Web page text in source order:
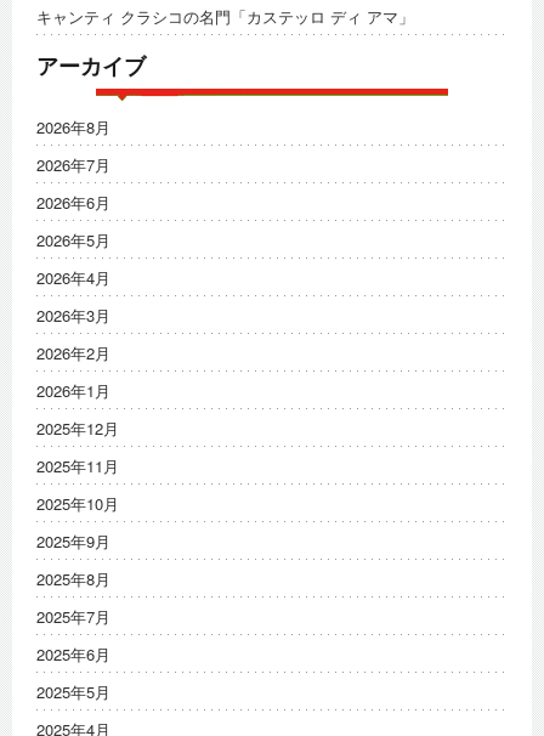
キャンティ クラシコの名門「カステッロ ディ アマ」
アーカイブ
2026年8月
2026年7月
2026年6月
2026年5月
2026年4月
2026年3月
2026年2月
2026年1月
2025年12月
2025年11月
2025年10月
2025年9月
2025年8月
2025年7月
2025年6月
2025年5月
2025年4月